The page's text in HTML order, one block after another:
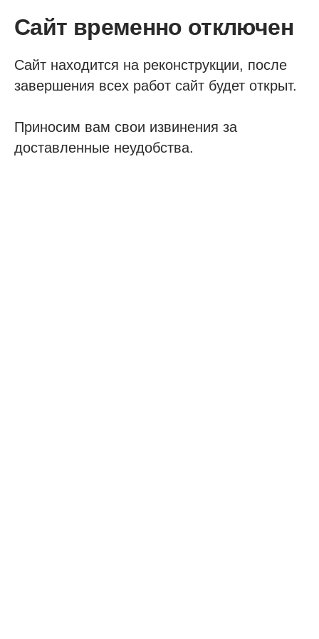
Сайт временно отключен
Сайт находится на реконструкции, после
завершения всех работ сайт будет открыт.
Приносим вам свои извинения за
доставленные неудобства.